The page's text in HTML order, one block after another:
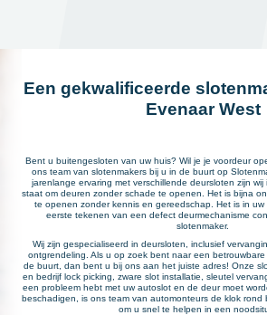
Een gekwalificeerde
Evenaar West
Bent u buitengesloten van uw huis? Wil je je voordeur
ons team van slotenmakers bij u in de buurt op
jarenlange ervaring met verschillende deursloten zijn
staat om deuren zonder schade te openen. Het is bijna
te openen zonder kennis en gereedschap. Het is in
eerste tekenen van een defect deurmechanisme
slotenmaker.
Wij zijn gespecialiseerd in deursloten, inclusief
ontgrendeling. Als u op zoek bent naar een
de buurt, dan bent u bij ons aan het juiste adres! Onze
en bedrijf lock picking, zware slot installatie, sleutel
een probleem hebt met uw autoslot en de deur moet
beschadigen, is ons team van automonteurs de klok rond
om u snel te helpen in een